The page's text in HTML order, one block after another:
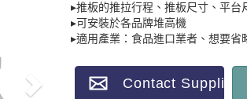
▸推板的推拉行程、推板尺寸、平台
▸可安裝於各品牌堆高機
▸適用產業：食品進口業者、想要省
Contact Supplier